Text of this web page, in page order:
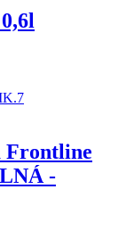
Frontline
-